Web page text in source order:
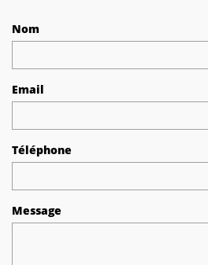
Nom
Email
Téléphone
Message